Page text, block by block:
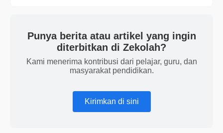
Punya berita atau artikel yang ingin
diterbitkan di Zekolah?
Kami menerima kontribusi dari pelajar, guru, dan
masyarakat pendidikan.
Kirimkan di sini